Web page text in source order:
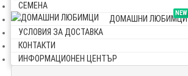
СЕМЕНА
NEW
ДОМАШНИ ЛЮБИМЦИ
УСЛОВИЯ ЗА ДОСТАВКА
КОНТАКТИ
ИНФОРМАЦИОНЕН ЦЕНТЪР